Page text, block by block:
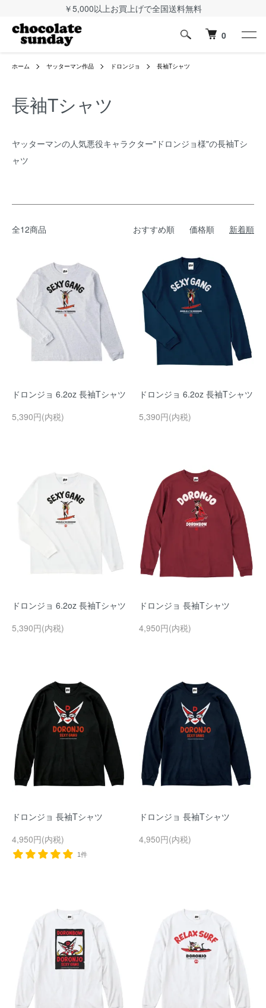
￥5,000以上お買上げで全国送料無料
0
ホーム ヤッターマン作品 ドロンジョ 長袖Tシャツ
長袖Tシャツ
ヤッターマンの人気悪役キャラクター"ドロンジョ様"の長袖Tシ
ャツ
全12商品 おすすめ順 価格順 新着順
ドロンジョ 6.2oz 長袖Tシャツ
5,390円(内税)
ドロンジョ 6.2oz 長袖Tシャツ
5,390円(内税)
ドロンジョ 6.2oz 長袖Tシャツ
5,390円(内税)
ドロンジョ 長袖Tシャツ
4,950円(内税)
ドロンジョ 長袖Tシャツ
4,950円(内税)
1件
ドロンジョ 長袖Tシャツ
4,950円(内税)